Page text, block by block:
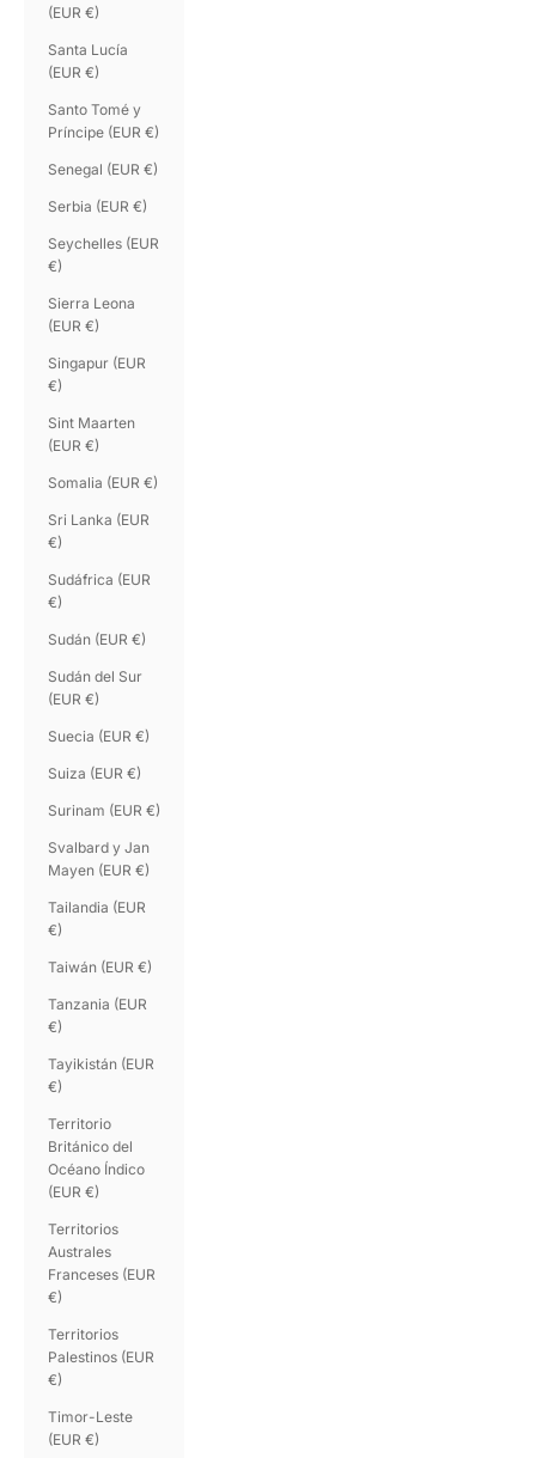
(EUR €)
Santa Lucía
(EUR €)
Santo Tomé y
Príncipe (EUR €)
Senegal (EUR €)
Serbia (EUR €)
Seychelles (EUR
€)
Sierra Leona
(EUR €)
Singapur (EUR
€)
Sint Maarten
(EUR €)
Somalia (EUR €)
Sri Lanka (EUR
€)
Sudáfrica (EUR
€)
Sudán (EUR €)
Sudán del Sur
(EUR €)
Suecia (EUR €)
Suiza (EUR €)
Surinam (EUR €)
Svalbard y Jan
Mayen (EUR €)
Tailandia (EUR
€)
Taiwán (EUR €)
Tanzania (EUR
€)
Tayikistán (EUR
€)
Territorio
Británico del
Océano Índico
(EUR €)
Territorios
Australes
Franceses (EUR
€)
Territorios
Palestinos (EUR
€)
Timor-Leste
(EUR €)